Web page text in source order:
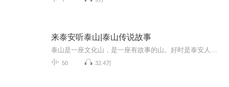
来泰安听泰山|泰山传说故事
50 32.4万